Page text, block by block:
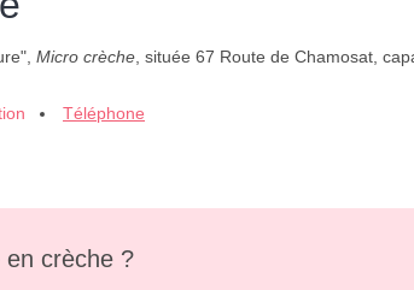
Micro crèche , située 67 Route de Chamosat,
Téléphone
en crèche ?